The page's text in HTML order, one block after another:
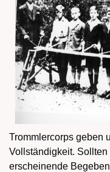
Trommlercorps geben
Vollständigkeit.
erscheinende